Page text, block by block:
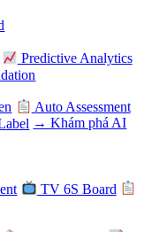
Predictive Analytics
Auto Assessment
→ Khám phá AI
TV 6S Board